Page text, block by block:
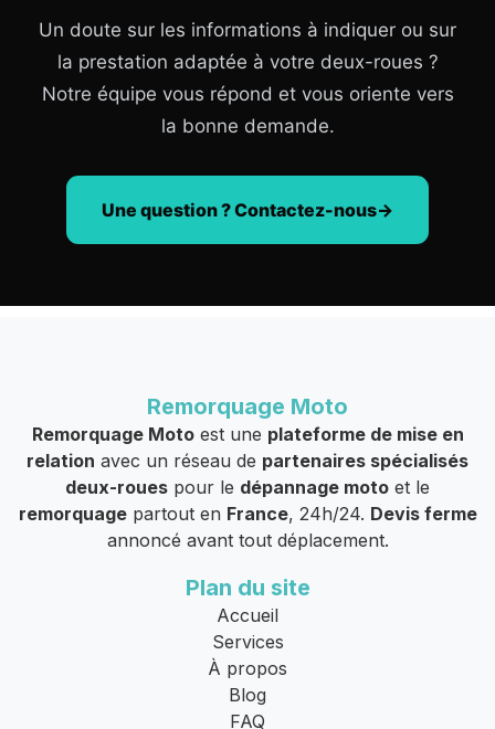
Un doute sur les informations à indiquer ou sur
la prestation adaptée à votre deux-roues ?
Notre équipe vous répond et vous oriente vers
la bonne demande.
Une question ? Contactez-nous
Remorquage Moto
Remorquage Motoest une plateforme de mise en
relation avec un réseau de partenaires spécialisés
deux-roues pour le dépannage moto et le
remorquagepartout en France, 24h/24. Devis ferme
annoncé avant tout déplacement.
Plan du site
Accueil
Services
À propos
Blog
FAQ